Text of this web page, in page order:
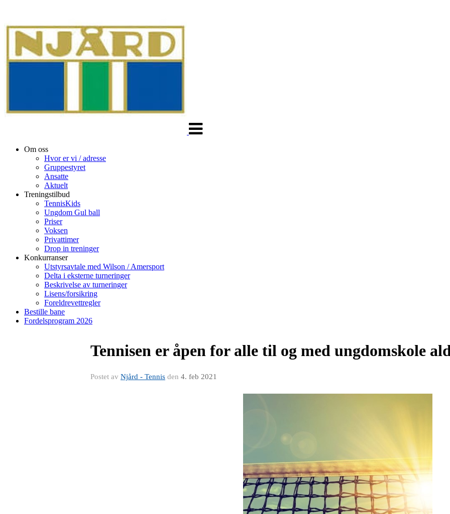
Om oss
Hvor er vi / adresse
Gruppestyret
Ansatte
Aktuelt
Treningstilbud
TennisKids
Ungdom Gul ball
Priser
Voksen
Privattimer
Drop in treninger
Konkurranser
Utstyrsavtale med Wilson / Amersport
Delta i eksterne turneringer
Beskrivelse av turneringer
Lisens/forsikring
Foreldrevettregler
Bestille bane
Fordelsprogram 2026
Tennisen er åpen for alle til og med ungdomskole
Postet av Njård - Tennis den 4. feb 2021